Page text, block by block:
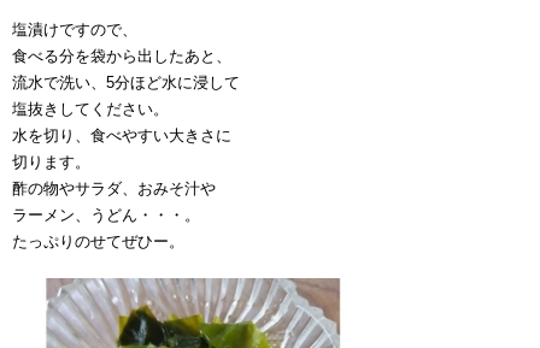
塩漬けですので、
食べる分を袋から出したあと、
流水で洗い、5分ほど水に浸して
塩抜きしてください。
水を切り、食べやすい大きさに
切ります。
酢の物やサラダ、おみそ汁や
ラーメン、うどん・・・。
たっぷりのせてぜひー。